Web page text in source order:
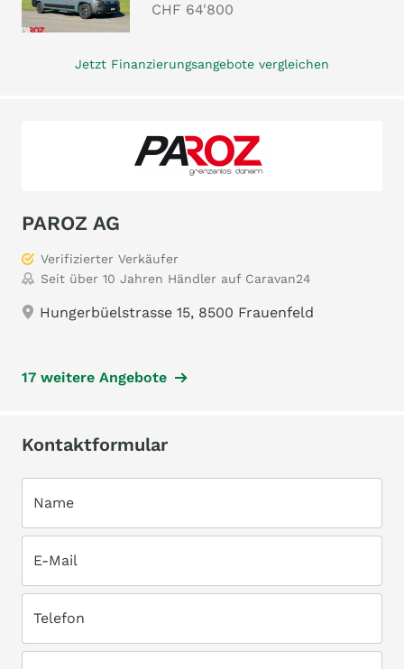
CHF 64'800
Jetzt Finanzierungsangebote vergleichen
PAROZ AG
Verifizierter Verkäufer
Seit über 10 Jahren Händler auf Caravan24
Hungerbüelstrasse 15, 8500 Frauenfeld
17 weitere Angebote
Kontaktformular
Name
E-Mail
Telefon